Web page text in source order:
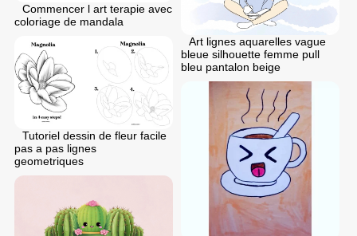
Commencer l art terapie avec
coloriage de mandala
Art lignes aquarelles vague
bleue silhouette femme pull
bleu pantalon beige
Tutoriel dessin de fleur facile
pas a pas lignes
geometriques